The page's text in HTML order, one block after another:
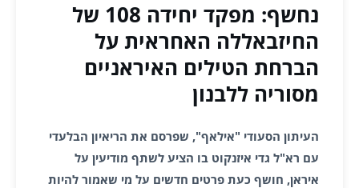
נחשף: מפקד יחידה 108 של
החיזבאללה האחראית על
הברחת הטילים האיראניים
מסוריה ללבנון
העיתון הסעודי "אילאף", שפרסם את הריאיון הבלעדי
עם רא"ל גדי איזנקוט בו הציע לשתף מודיעין על
איראן, חושף כעת פרטים חדשים על מי שאמור להיות